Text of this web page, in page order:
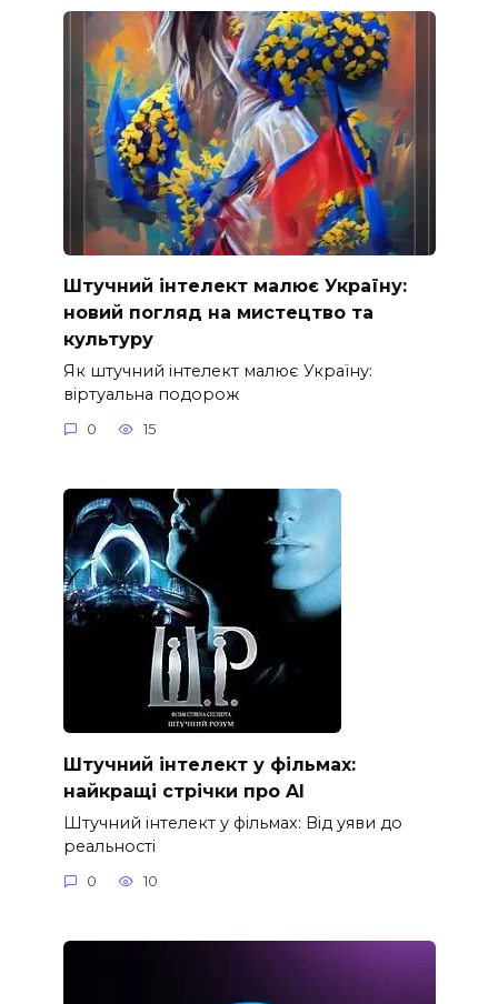
Штучний інтелект малює Україну:
новий погляд на мистецтво та
культуру
Як штучний інтелект малює Україну:
віртуальна подорож
0 15
Штучний інтелект у фільмах:
найкращі стрічки про AI
Штучний інтелект у фільмах: Від уяви до
реальності
0 10